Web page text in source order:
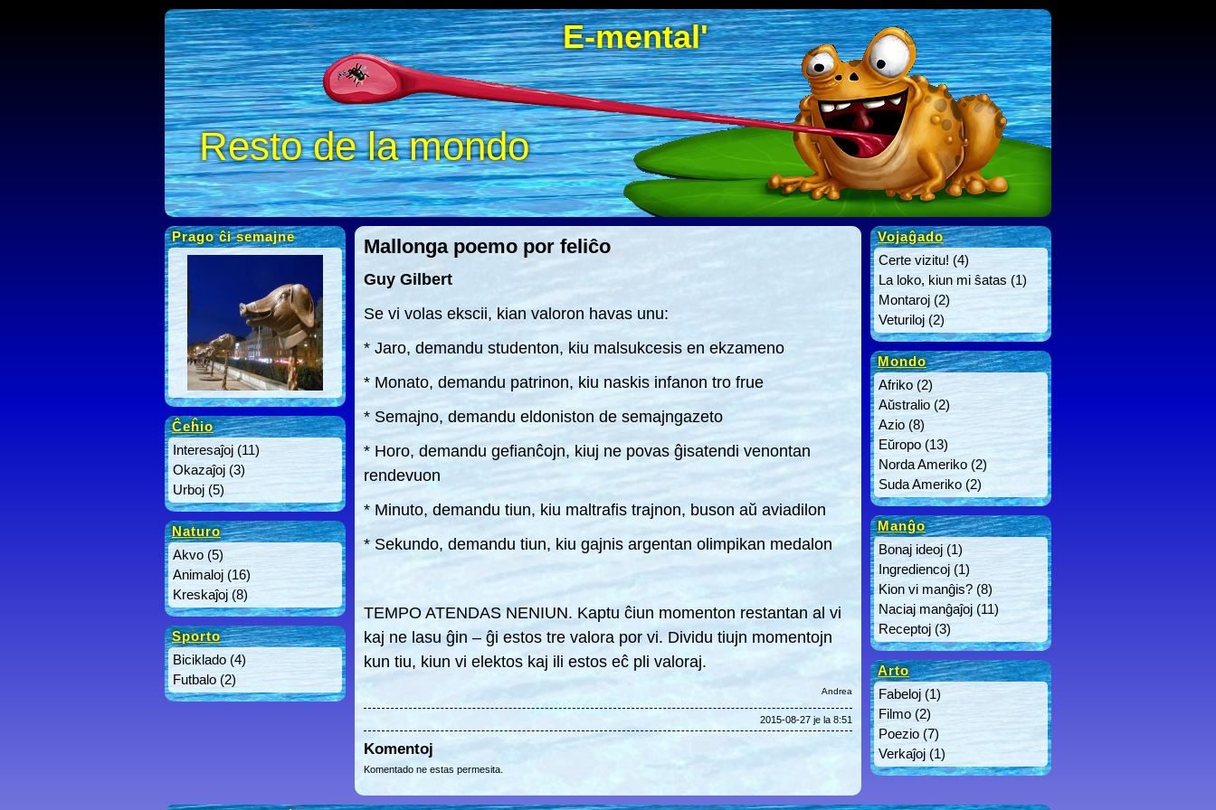
E-mental'
Resto de la mondo
Prago ĉi semajne
Ĉeĥio
Interesaĵoj (11)
Okazaĵoj (3)
Urboj (5)
Naturo
Akvo (5)
Animaloj (16)
Kreskaĵoj (8)
Sporto
Biciklado (4)
Futbalo (2)
Mallonga poemo por feliĉo
Guy Gilbert
Se vi volas ekscii, kian valoron havas unu:
* Jaro, demandu studenton, kiu malsukcesis en ekzameno
* Monato, demandu patrinon, kiu naskis infanon tro frue
* Semajno, demandu eldoniston de semajngazeto
* Horo, demandu gefianĉojn, kiuj ne povas ĝisatendi venontan
rendevuon
* Minuto, demandu tiun, kiu maltrafis trajnon, buson aŭ aviadilon
* Sekundo, demandu tiun, kiu gajnis argentan olimpikan medalon
TEMPO ATENDAS NENIUN. Kaptu ĉiun momenton restantan al vi
kaj ne lasu ĝin – ĝi estos tre valora por vi. Dividu tiujn momentojn
kun tiu, kiun vi elektos kaj ili estos eĉ pli valoraj.
Andrea
2015-08-27 je la 8:51
Komentoj
Komentado ne estas permesita.
Vojaĝado
Certe vizitu! (4)
La loko, kiun mi ŝatas (1)
Montaroj (2)
Veturiloj (2)
Mondo
Afriko (2)
Aŭstralio (2)
Azio (8)
Eŭropo (13)
Norda Ameriko (2)
Suda Ameriko (2)
Manĝo
Bonaj ideoj (1)
Ingrediencoj (1)
Kion vi manĝis? (8)
Naciaj manĝaĵoj (11)
Receptoj (3)
Arto
Fabeloj (1)
Filmo (2)
Poezio (7)
Verkaĵoj(1)